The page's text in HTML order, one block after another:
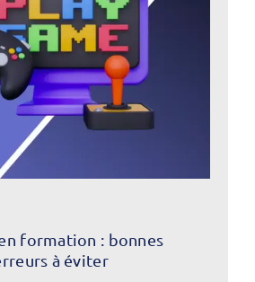
formation : bonnes
à éviter